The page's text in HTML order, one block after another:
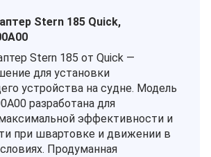
Stern 185 Quick,
Stern 185 от Quick —
для установки
устройства на судне. Модель
разработана для
эффективности и
при швартовке и движении в
Продуманная